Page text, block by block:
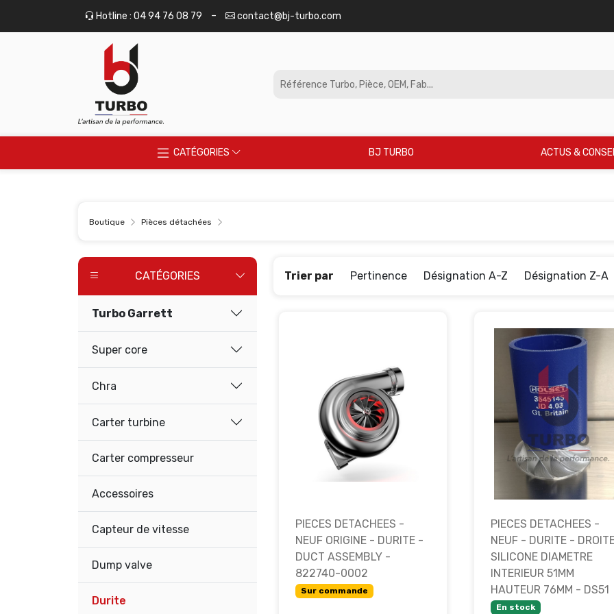
Hotline : 04 94 76 08 79 - contact@bj-turbo.com
CATÉGORIES BJ TURBO ACTUS &
Boutique Pièces détachées
CATÉGORIES
Turbo Garrett
Super core
Chra
Carter turbine
Carter compresseur
Accessoires
Capteur de vitesse
Dump valve
Durite
Trier par Pertinence Désignation A-Z Désignation Z-A
PIECES DETACHEES -
NEUF ORIGINE - DURITE -
DUCT ASSEMBLY -
822740-0002
Sur commande
PIECES DETACHEES -
NEUF - DURITE -
SILICONE DIAMETRE
INTERIEUR 51MM
HAUTEUR 76MM - DS51
En stock
Panneau de gestion des cookies